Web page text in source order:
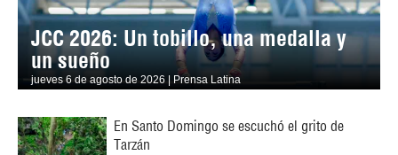
JCC 2026: Un tobillo, una medalla y
un sueño
jueves 6 de agosto de 2026 | Prensa Latina
En Santo Domingo se escuchó el grito de
Tarzán